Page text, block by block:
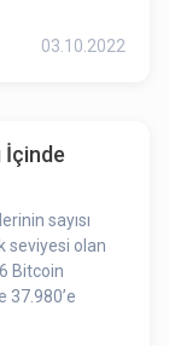
03.10.2022
İçinde
sayısı
seviyesi olan
Bitcoin
37.980’e